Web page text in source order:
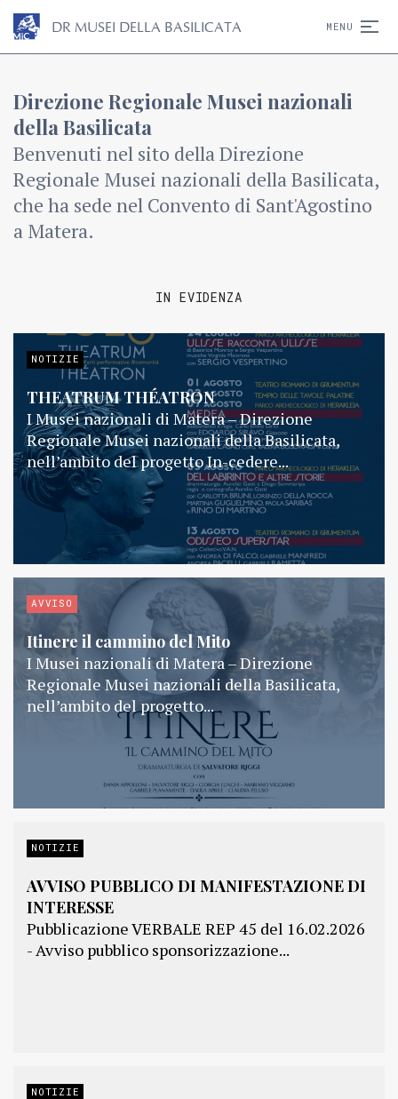
DR MUSEI DELLA BASILICATA MENU
Direzione Regionale Musei nazionali
della Basilicata
Benvenuti nel sito della Direzione
Regionale Musei nazionali della Basilicata,
che ha sede nel Convento di Sant'Agostino
a Matera.
IN EVIDENZA
NOTIZIE
THEATRUM THÉATRON
I Musei nazionali di Matera – Direzione
Regionale Musei nazionali della Basilicata,
nell’ambito del progetto In-cedere...
AVVISO
Itinere il cammino del Mito
I Musei nazionali di Matera – Direzione
Regionale Musei nazionali della Basilicata,
nell’ambito del progetto...
NOTIZIE
AVVISO PUBBLICO DI MANIFESTAZIONE DI
INTERESSE
Pubblicazione VERBALE REP 45 del 16.02.2026
- Avviso pubblico sponsorizzazione...
NOTIZIE